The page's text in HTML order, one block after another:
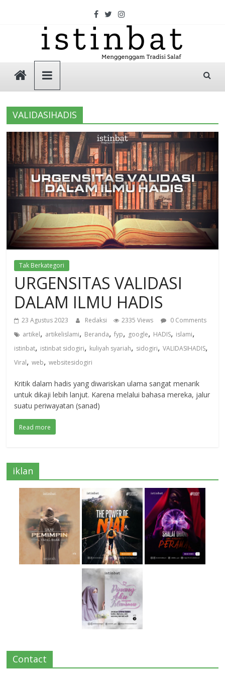
Istinbat
Menggenggam
Tradisi
Salaf
VALIDASIHADIS
Tak Berkategori
URGENSITAS VALIDASI
DALAM ILMU HADIS
23 Agustus 2023 Redaksi 2335 Views
0 Comments
artikel, artikelislami, Beranda,fyp, google, HADIS, islami,
istinbat, istinbat sidogiri, kuliyah syariah, sidogiri,VALIDASIHADIS,
Viral,web,websitesidogiri
Kritik dalam hadis yang diwariskan ulama sangat menarik
untuk dikaji lebih lanjut. Karena melalui bahasa mereka, jalur
suatu periwayatan (sanad)
Read more
iklan
Contact